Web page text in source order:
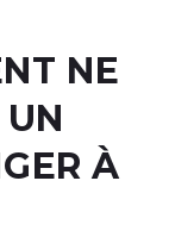
NE
À